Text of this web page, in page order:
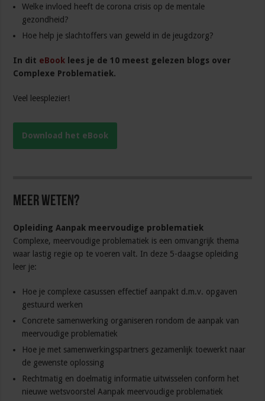
Welke invloed heeft de corona crisis op de mentale
gezondheid?
Hoe help je slachtoffers van geweld in de jeugdzorg?
In dit eBook lees je de 10 meest gelezen blogs over
Complexe Problematiek.
Veel leesplezier!
Download het eBook
Meer weten?
Opleiding Aanpak meervoudige problematiek
Complexe, meervoudige problematiek is een omvangrijk thema
waar lastig regie op te voeren valt. In deze 5-daagse opleiding
leer je:
Hoe je complexe casussen effectief aanpakt d.m.v. opgaven
gestuurd werken
Concrete samenwerking organiseren rondom de aanpak van
meervoudige problematiek
Hoe je met samenwerkingspartners gezamenlijk toewerkt naar
de gewenste oplossing
Rechtmatig en doelmatig informatie uitwisselen conform het
nieuwe wetsvoorstel Aanpak meervoudige problematiek